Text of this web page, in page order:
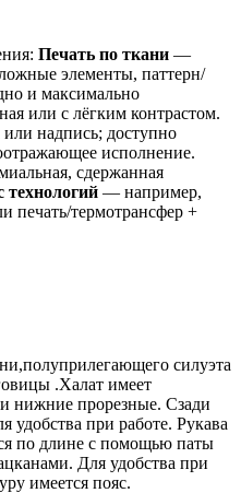
Печать по ткани —
элементы, паттерн/
и максимально
или с лёгким контрастом.
надпись; доступно
исполнение.
сдержанная
— например,
печать/термотрансфер +
силуэта
.Халат имеет
нижние прорезные. Сзади
удобства при работе. Рукава
по длине с помощью паты
Для удобства при
имеется пояс.